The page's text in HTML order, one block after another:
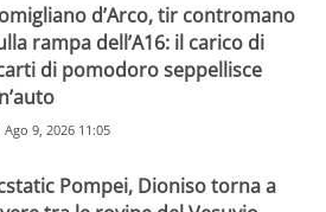
d’Arco, tir contromano
rampa dell’A16: il carico di
di pomodoro seppellisce
Ago 9, 2026 11:05
Pompei, Dioniso torna a